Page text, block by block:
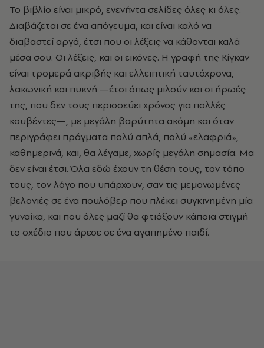
Το βιβλίο είναι μικρό, ενενήντα σελίδες όλες κι όλες.
Διαβάζεται σε ένα απόγευμα, και είναι καλό να
διαβαστεί αργά, έτσι που οι λέξεις να κάθονται καλά
μέσα σου. Οι λέξεις, και οι εικόνες. Η γραφή της Κίγκαν
είναι τρομερά ακριβής και ελλειπτική ταυτόχρονα,
λακωνική και πυκνή —έτσι όπως μιλούν και οι ήρωές
της, που δεν τους περισσεύει χρόνος για πολλές
κουβέντες—, με μεγάλη βαρύτητα ακόμη και όταν
περιγράφει πράγματα πολύ απλά, πολύ «ελαφριά»,
καθημερινά, και, θα λέγαμε, χωρίς μεγάλη σημασία. Μα
δεν είναι έτσι. Όλα εδώ έχουν τη θέση τους, τον τόπο
τους, τον λόγο που υπάρχουν, σαν τις μεμονωμένες
βελονιές σε ένα πουλόβερ που πλέκει συγκινημένη μία
γυναίκα, και που όλες μαζί θα φτιάξουν κάποια στιγμή
το σχέδιο που άρεσε σε ένα αγαπημένο παιδί.